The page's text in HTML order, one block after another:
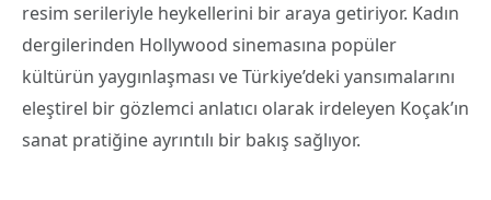
resim serileriyle heykellerini bir araya getiriyor. Kadın
dergilerinden Hollywood sinemasına popüler
kültürün yaygınlaşması ve Türkiye’deki yansımalarını
eleştirel bir gözlemci anlatıcı olarak irdeleyen Koçak’ın
sanat pratiğine ayrıntılı bir bakış sağlıyor.